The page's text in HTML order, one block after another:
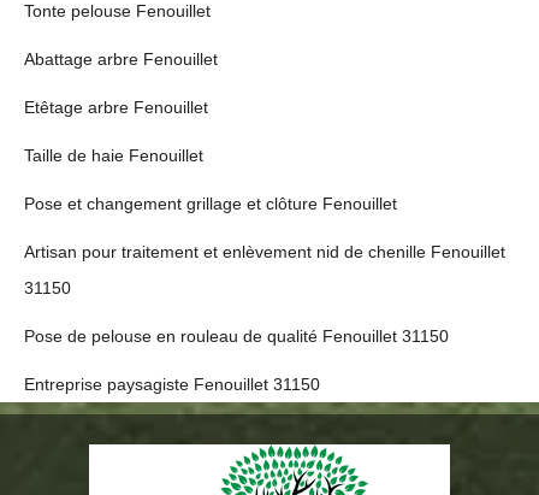
Tonte pelouse Fenouillet
Abattage arbre Fenouillet
Etêtage arbre Fenouillet
Taille de haie Fenouillet
Pose et changement grillage et clôture Fenouillet
Artisan pour traitement et enlèvement nid de chenille Fenouillet
31150
Pose de pelouse en rouleau de qualité Fenouillet 31150
Entreprise paysagiste Fenouillet 31150